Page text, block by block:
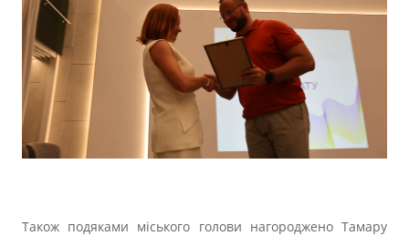
Також подяками міського голови нагороджено Тамару